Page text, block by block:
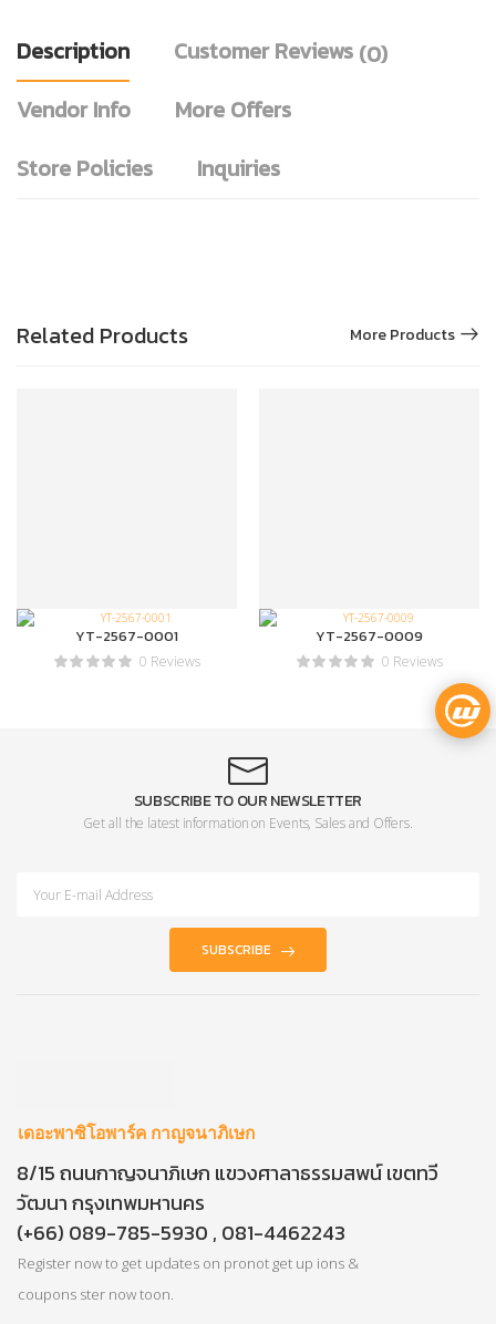
Description Customer Reviews (0)
Vendor Info
More Offers
Store Policies
Inquiries
Related Products More Products
YT-2567-0001
0 Reviews
YT-2567-0009
0 Reviews
SUBSCRIBE TO OUR NEWSLETTER
Get all the latest information on Events, Sales and Offers.
SUBSCRIBE
เดอะพาซิโอพาร์ค กาญจนาภิเษก
8/15 ถนนกาญจนาภิเษก แขวงศาลาธรรมสพน์ เขตทวี
วัฒนา กรุงเทพมหานคร
(+66) 089-785-5930 , 081-4462243
Register now to get updates on pronot get up ions &
coupons ster now toon.